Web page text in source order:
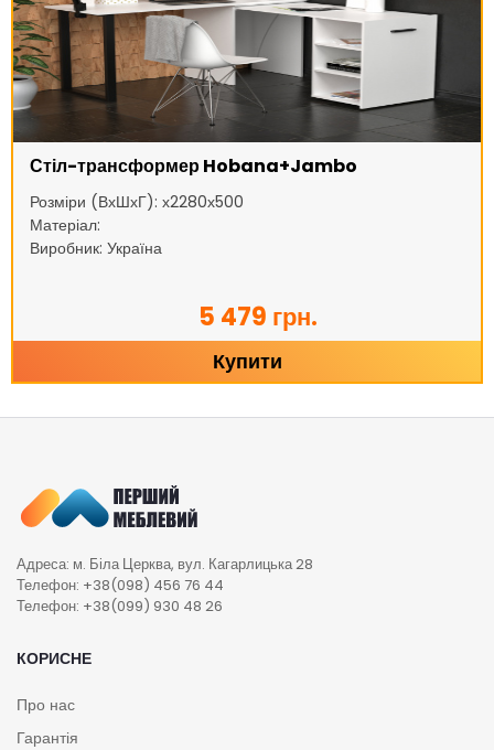
Стіл-трансформер Hobana+Jambo
Розміри (ВхШхГ): х2280х500
Матеріал:
Виробник: Україна
5 479 грн.
Купити
Адреса: м. Біла Церква, вул. Кагарлицька 28
Телефон: +38(098) 456 76 44
Телефон: +38(099) 930 48 26
КОРИСНЕ
Про нас
Гарантія